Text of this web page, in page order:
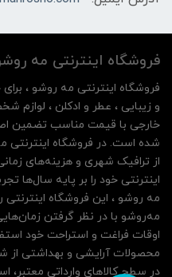
فروشگاه اینترنتی مه‌
فروشگاه اینترنتی مه‌ رو‌شو ،
و زیبایی ، عطر و ادکلن ، لوازم
خارجی با قیمت مناسب تضمین
شده است. در فروشگاه
از ترافیک شهری و هزینه‌های
مه روشو ، این فروشگاه
مه‌رو‌شو با در نظر گرفتن
اوقات فراغت و استراحت خود
محصولات آرایشی و بهداشتی از
در سطح کالاهای وارداتی معتبر،